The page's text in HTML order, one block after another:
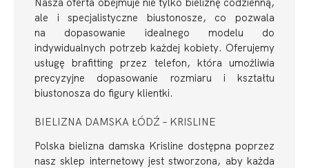
ale i specjalistyczne biustonosze, co pozwala
na dopasowanie idealnego modelu do
indywidualnych potrzeb każdej kobiety. Oferujemy
usługę brafitting przez telefon, która umożliwia
precyzyjne dopasowanie rozmiaru i kształtu
biustonosza do figury klientki.
BIELIZNA DAMSKA ŁÓDŹ – KRISLINE
Polska bielizna damska Krisline dostępna poprzez
nasz sklep internetowy jest stworzona, aby każda